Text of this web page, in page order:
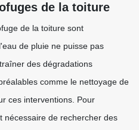
de la toiture
de la toiture sont
de pluie ne puisse pas
des dégradations
comme le nettoyage de
ces interventions. Pour
nécessaire de rechercher des